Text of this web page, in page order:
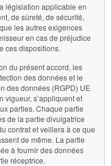
législation applicable en
de sûreté, de sécurité,
les autres exigences
en cas de préjudice
ces dispositions.
du présent accord, les
des données et le
des données (RGPD) UE
vigueur, s’appliquent et
parties. Chaque partie
de la partie divulgatrice
contrat et veillera à ce que
de même. La partie
à fournir des données
réceptrice.